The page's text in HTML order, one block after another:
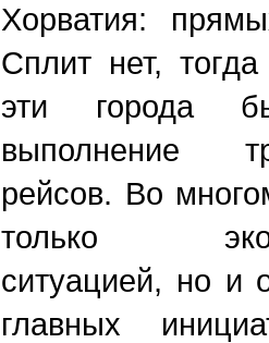
Хорватия:
Сплит нет,
эти города
выполнение
рейсов. Во
только
ситуацией, но и
главных